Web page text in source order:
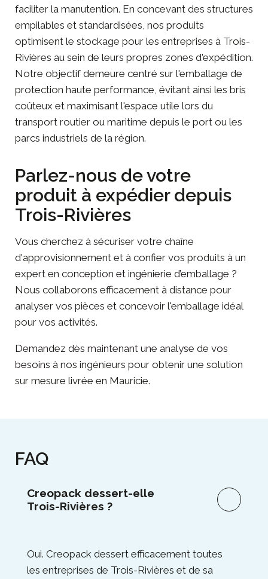
faciliter la manutention. En concevant des structures
empilables et standardisées, nos produits
optimisent le stockage pour les entreprises à Trois-
Rivières au sein de leurs propres zones d'expédition.
Notre objectif demeure centré sur l'emballage de
protection haute performance, évitant ainsi les bris
coûteux et maximisant l'espace utile lors du
transport routier ou maritime depuis le port ou les
parcs industriels de la région.
Parlez-nous de votre
produit à expédier depuis
Trois-Rivières
Vous cherchez à sécuriser votre chaîne
d'approvisionnement et à confier vos produits à un
expert en conception et ingénierie d’emballage ?
Nous collaborons efficacement à distance pour
analyser vos pièces et concevoir l'emballage idéal
pour vos activités.
Demandez dès maintenant une analyse de vos
besoins à nos ingénieurs pour obtenir une solution
sur mesure livrée en Mauricie.
FAQ
Creopack dessert-elle
Trois-Rivières ?
Oui. Creopack dessert efficacement toutes
les entreprises de Trois-Rivières et de sa